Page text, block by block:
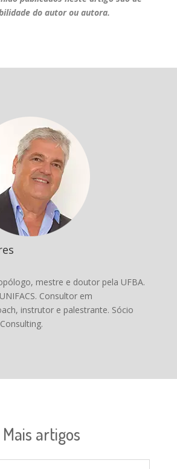
do autor ou autora.
mestre e doutor pela UFBA.
Consultor em
instrutor e palestrante. Sócio
Mais artigos